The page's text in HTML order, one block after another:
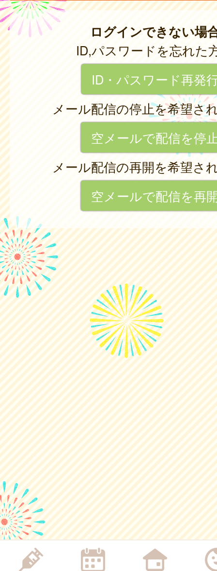
ログインできない場
ID,パスワードを忘れた
ID・パスワード再発
メール配信の停止を希望さ
空メールで配信を停
メール配信の再開を希望さ
空メールで配信を再